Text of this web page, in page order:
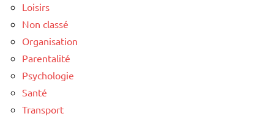
Loisirs
Non classé
Organisation
Parentalité
Psychologie
Santé
Transport